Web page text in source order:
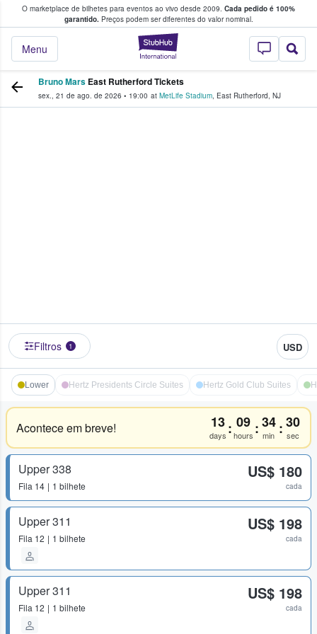
O marketplace de bilhetes para eventos ao vivo desde 2009. Cada pedido é 100%
garantido.Preços podem ser diferentes do valor nominal.
StubHub – onde
Menu
fãs compram e vendem bilhetes
Bruno Mars East Rutherford Tickets
sex., 21 de ago. de 2026 • 19:00 at MetLife Stadium, East Rutherford, NJ
Filtros 1 USD
Lower Hertz Presidents Circle Suites Hertz Gold Club Suites
Acontece em breve! 13
days : 09
hours :34
min :30
sec
Upper 338
Fila 14 1 bilhete
US$ 180
cada
Upper 311
Fila 12 1 bilhete
US$ 198
cada
Upper 311
Fila 12 1 bilhete
US$ 198
cada